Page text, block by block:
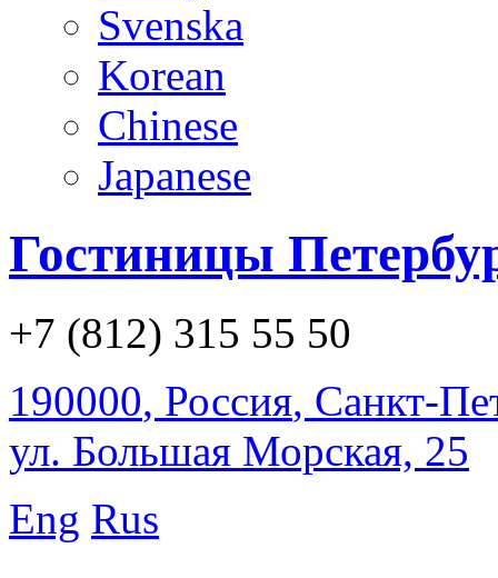
Svenska
Korean
Chinese
Japanese
Гостиницы
+7 (812) 315 55 50
190000, Россия, Санкт-
ул. Большая Морская, 25
Eng Rus